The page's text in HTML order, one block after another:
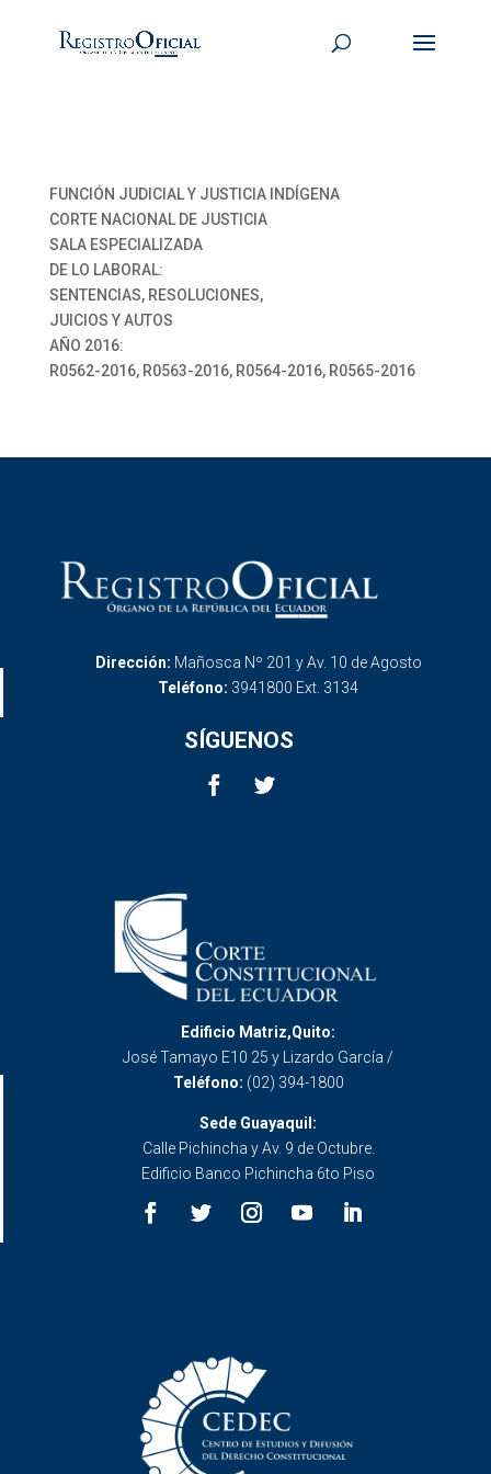
FUNCIÓN JUDICIAL Y JUSTICIA INDÍGENA
CORTE NACIONAL DE JUSTICIA
SALA ESPECIALIZADA
DE LO LABORAL:
SENTENCIAS, RESOLUCIONES,
JUICIOS Y AUTOS
AÑO 2016:
R0562-2016, R0563-2016, R0564-2016, R0565-2016
Dirección: Mañosca Nº 201 y Av. 10 de Agosto
Teléfono: 3941800 Ext. 3134
SÍGUENOS
Edificio Matriz,Quito:
José Tamayo E10 25 y Lizardo García /
Teléfono: (02) 394-1800
Sede Guayaquil:
Calle Pichincha y Av. 9 de Octubre.
Edificio Banco Pichincha 6to Piso